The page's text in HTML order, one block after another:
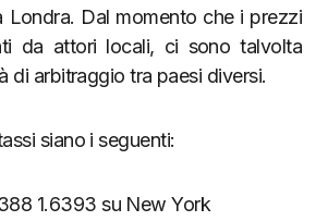
Londra. Dal momento che i prezzi
da attori locali, ci sono talvolta
di arbitraggio tra paesi diversi.
siano i seguenti:
1.6393 su New York